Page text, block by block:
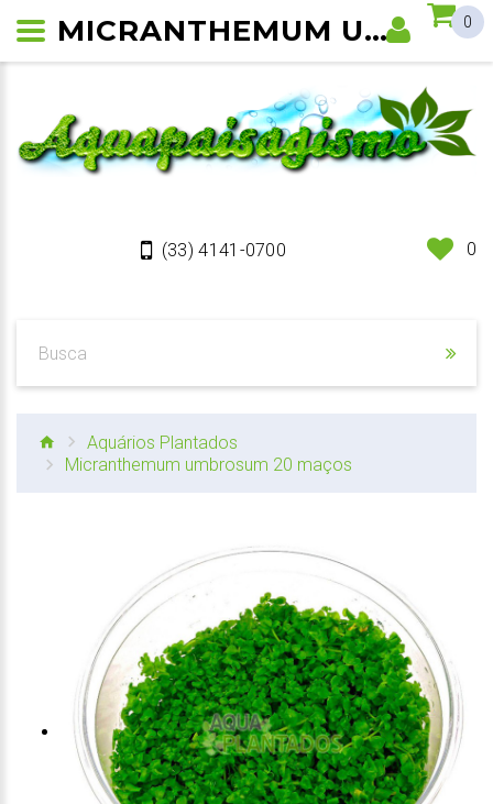
(33) 4141-0700 0
0
Aquários Plantados
Micranthemum umbrosum 20 maços
MICRANTHEMUM UMBROSUM